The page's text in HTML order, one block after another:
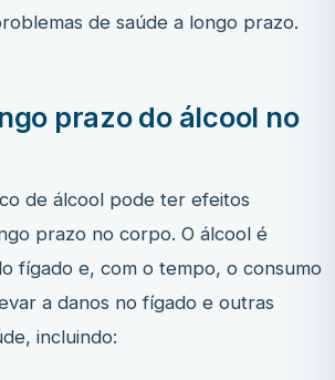
de saúde a longo prazo.
prazo do álcool no
de álcool pode ter efeitos
prazo no corpo. O álcool é
fígado e, com o tempo, o consumo
a danos no fígado e outras
incluindo: